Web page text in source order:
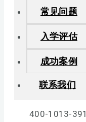
常见问题
入学评估
成功案例
联系我们
400-1013-391